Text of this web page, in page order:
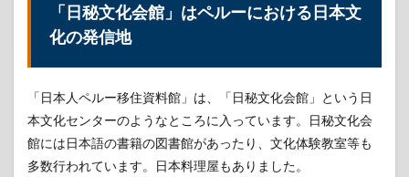
「日秘文化会館」はペルーにおける日本文
化の発信地
「日本人ペルー移住資料館」は、「日秘文化会館」という日
本文化センターのようなところに入っています。日秘文化会
館には日本語の書籍の図書館があったり、文化体験教室等も
多数行われています。日本料理屋もありました。